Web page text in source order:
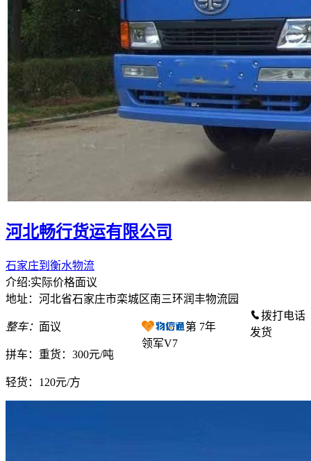
河北畅行货运有限公司
石家庄到衡水物流
介绍:实际价格面议
地址：河北省石家庄市栾城区南三环润丰物流园
整车： 面议
拼车： 重货：300元/吨
轻货： 120元/方
第 7年
领军V7
拨打电话
发货